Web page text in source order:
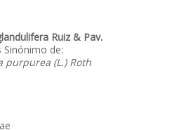
Ruiz & Pav.
Sinónimo de:
purpurea (L.) Roth